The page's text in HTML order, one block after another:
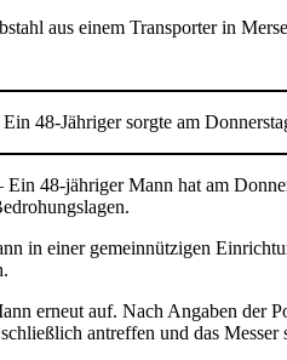
48-Jähriger sorgte am
Ein 48-jähriger Mann hat am
in einer gemeinnützigen
erneut auf. Nach Angaben der
antreffen und das Messer